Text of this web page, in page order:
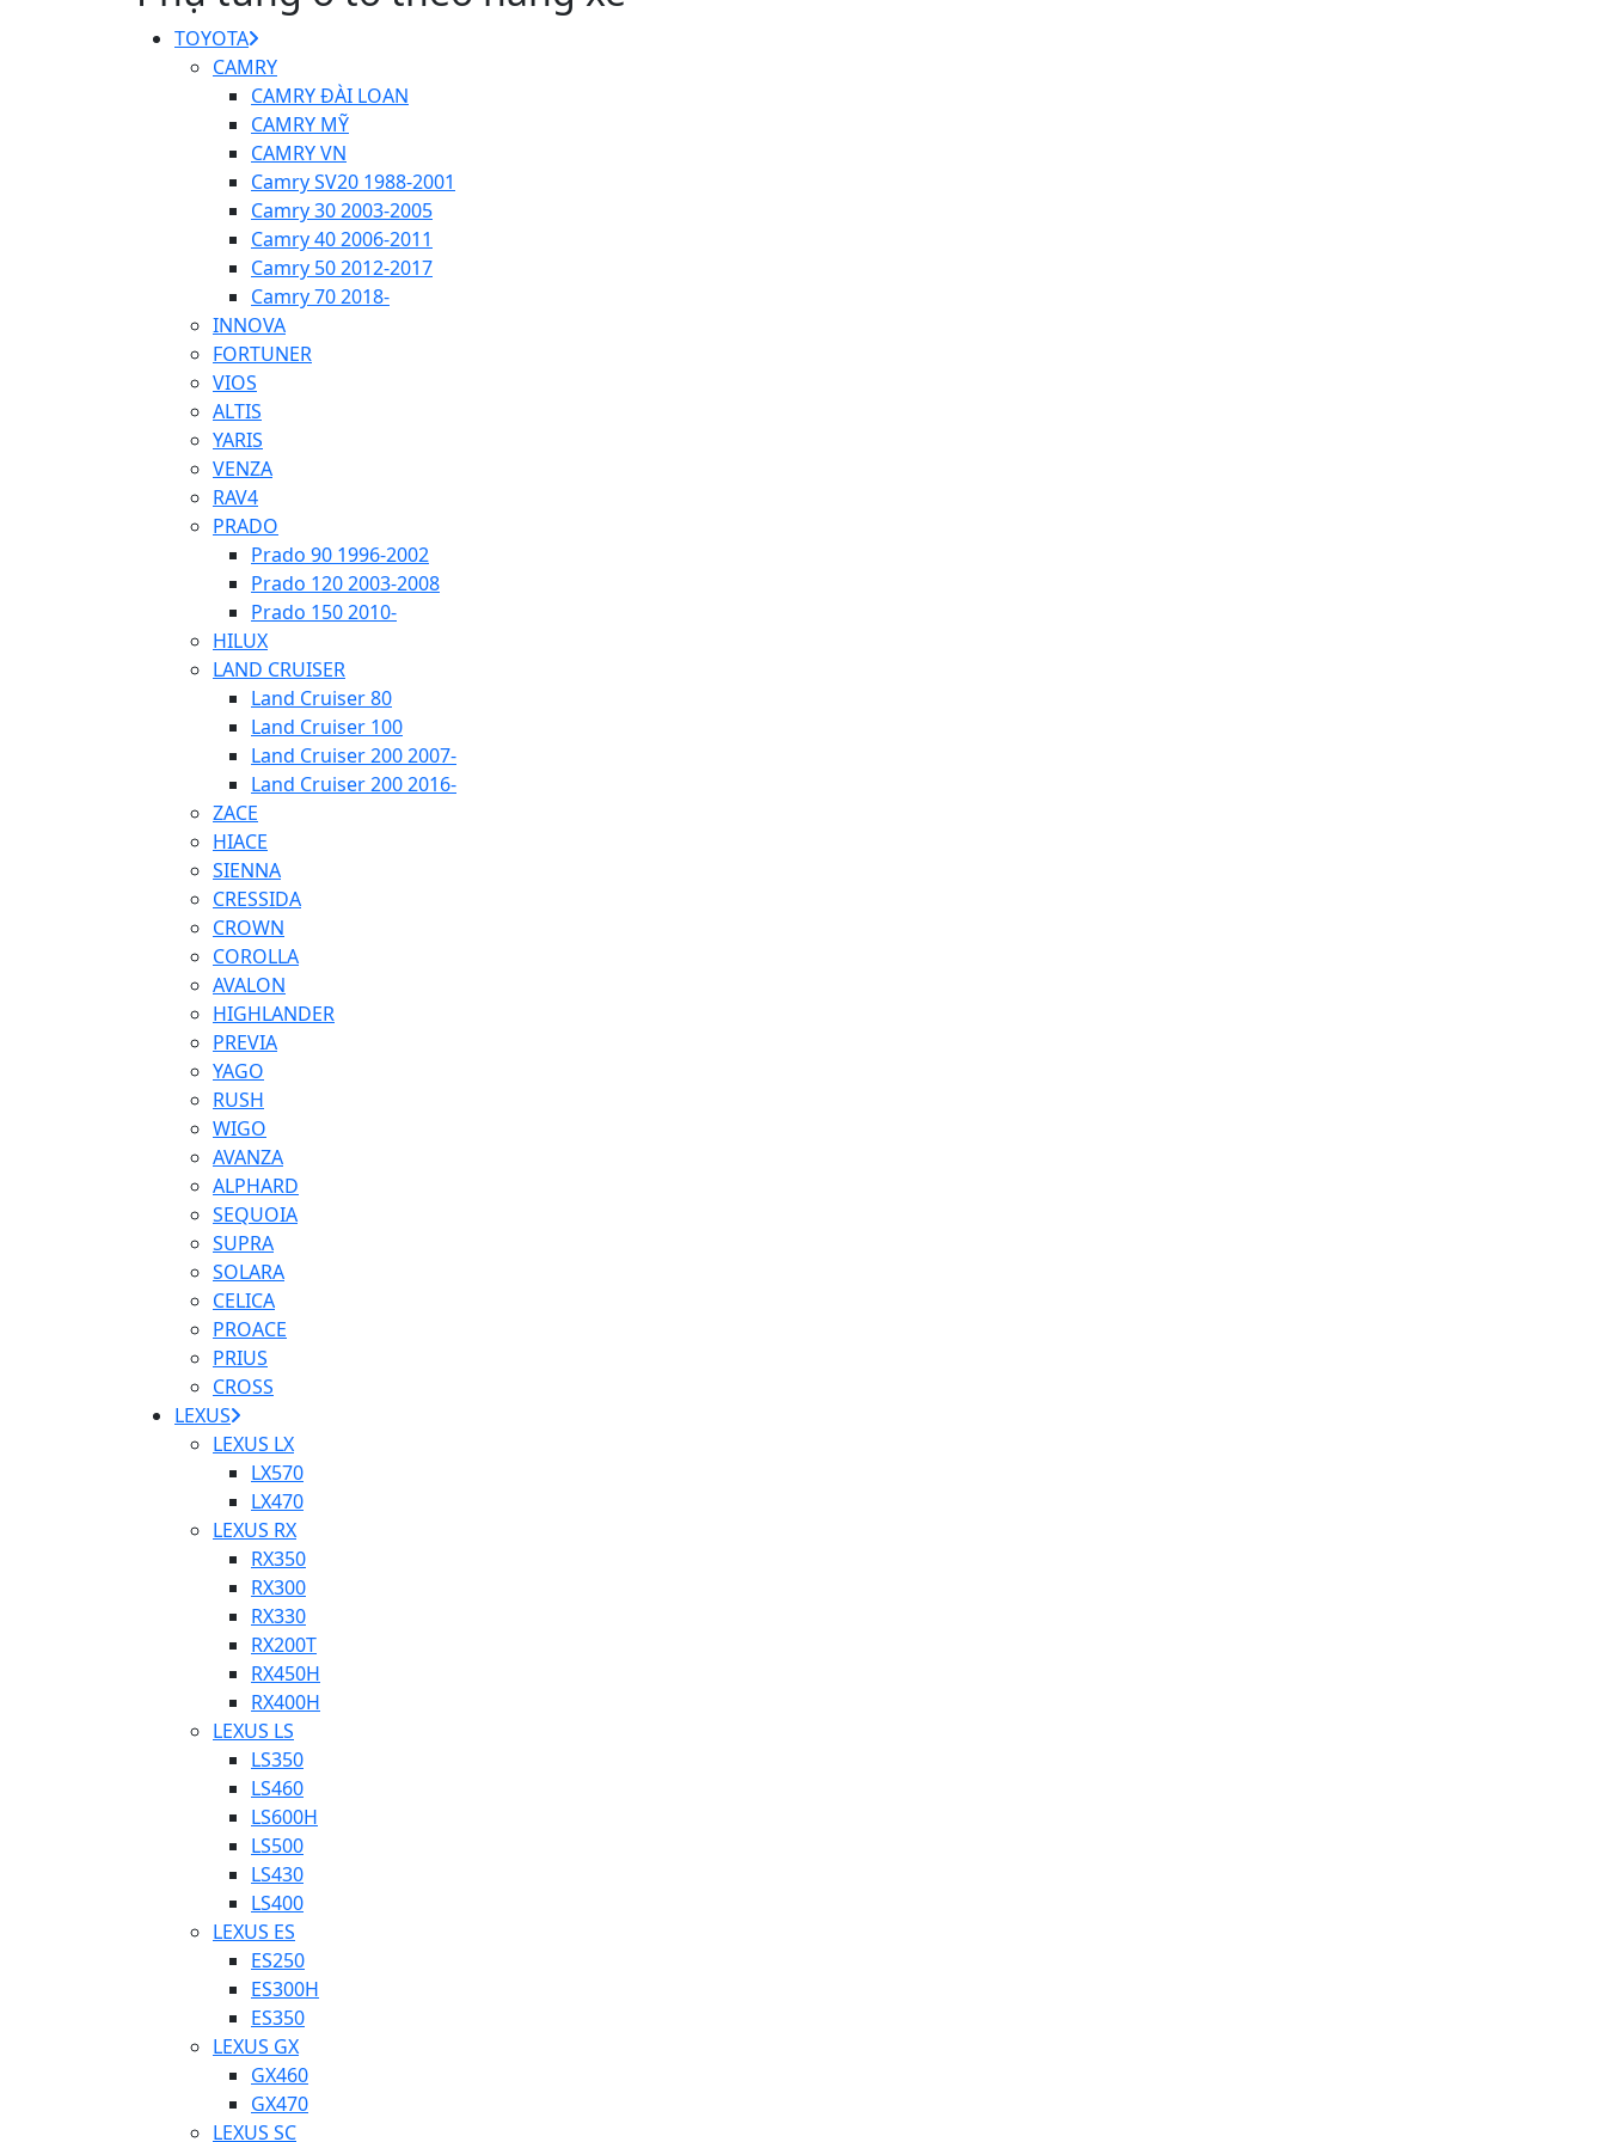
TOYOTA
CAMRY
CAMRY ĐÀI LOAN
CAMRY MỸ
CAMRY VN
Camry SV20 1988-2001
Camry 30 2003-2005
Camry 40 2006-2011
Camry 50 2012-2017
Camry 70 2018-
INNOVA
FORTUNER
VIOS
ALTIS
YARIS
VENZA
RAV4
PRADO
Prado 90 1996-2002
Prado 120 2003-2008
Prado 150 2010-
HILUX
LAND CRUISER
Land Cruiser 80
Land Cruiser 100
Land Cruiser 200 2007-
Land Cruiser 200 2016-
ZACE
HIACE
SIENNA
CRESSIDA
CROWN
COROLLA
AVALON
HIGHLANDER
PREVIA
YAGO
RUSH
WIGO
AVANZA
ALPHARD
SEQUOIA
SUPRA
SOLARA
CELICA
PROACE
PRIUS
CROSS
LEXUS
LEXUS LX
LX570
LX470
LEXUS RX
RX350
RX300
RX330
RX200T
RX450H
RX400H
LEXUS LS
LS350
LS460
LS600H
LS500
LS430
LS400
LEXUS ES
ES250
ES300H
ES350
LEXUS GX
GX460
GX470
LEXUS SC